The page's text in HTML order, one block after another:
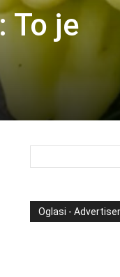
To je
Oglasi -